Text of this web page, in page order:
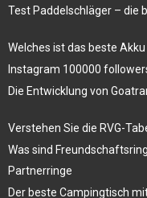
Test Paddelschläger – die
Welches ist das beste
Instagram 100000
Die Entwicklung von
Verstehen Sie die RVG-
Was sind
Partnerringe
Der beste Campingtisch